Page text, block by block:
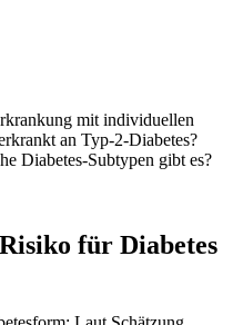
mit individuellen
an Typ-2-Diabetes?
Diabetes-Subtypen gibt es?
für Diabetes